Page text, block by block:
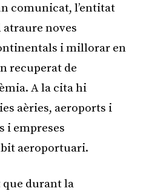
comunicat, l’entitat
atraure noves
i millorar en
recuperat de
A la cita hi
aèries, aeroports i
i empreses
aeroportuari.
que durant la